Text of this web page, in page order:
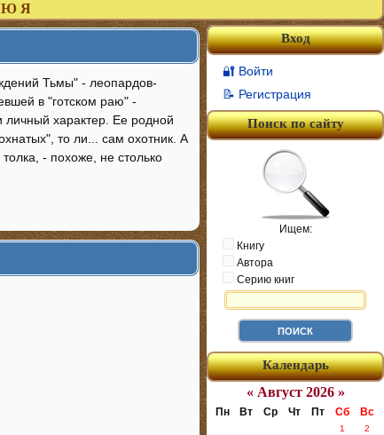
Ю Я
Тьмы" - леопардов-
в "готском раю" -
характер. Ее родной
то ли... сам охотник. А
- похоже, не столько
Вход
🔐 Войти
📝 Регистрация
Поиск по сайту
Ищем:
Книгу
Автора
Серию книг
Календарь
« Август 2026 »
Пн Вт Ср Чт Пт Сб Вс
1
2